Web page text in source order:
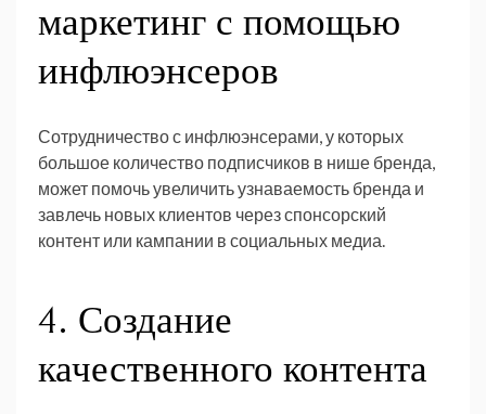
маркетинг с помощью
инфлюэнсеров
Сотрудничество с инфлюэнсерами, у которых
большое количество подписчиков в нише бренда,
может помочь увеличить узнаваемость бренда и
завлечь новых клиентов через спонсорский
контент или кампании в социальных медиа.
4. Создание
качественного контента